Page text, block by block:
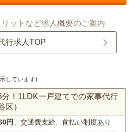
ットなど求人概要のご案内
行求人TOP
しています)
！1LDK一戸建てでの家事代行
区）
円 、交通費支給、前払い制度あり